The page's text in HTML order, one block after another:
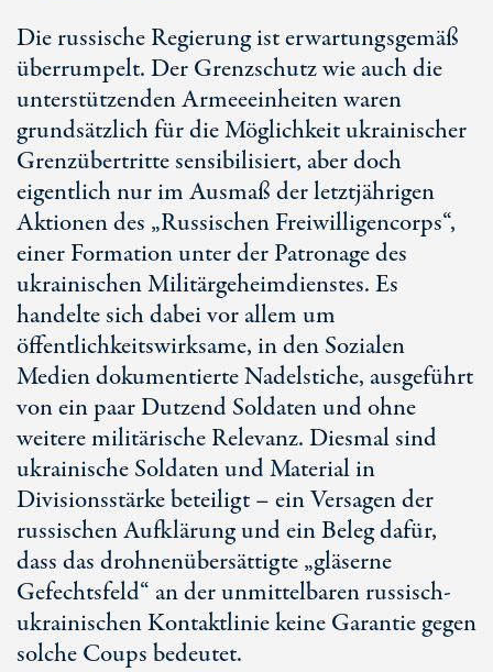
Die russische Regierung ist erwartungsgemäß
überrumpelt. Der Grenzschutz wie auch die
unterstützenden Armeeeinheiten waren
grundsätzlich für die Möglichkeit ukrainischer
Grenzübertritte sensibilisiert, aber doch
eigentlich nur im Ausmaß der letztjährigen
Aktionen des „Russischen Freiwilligencorps“,
einer Formation unter der Patronage des
ukrainischen Militärgeheimdienstes. Es
handelte sich dabei vor allem um
öffentlichkeitswirksame, in den Sozialen
Medien dokumentierte Nadelstiche, ausgeführt
von ein paar Dutzend Soldaten und ohne
weitere militärische Relevanz. Diesmal sind
ukrainische Soldaten und Material in
Divisionsstärke beteiligt – ein Versagen der
russischen Aufklärung und ein Beleg dafür,
dass das drohnenübersättigte „gläserne
Gefechtsfeld“ an der unmittelbaren russisch-
ukrainischen Kontaktlinie keine Garantie gegen
solche Coups bedeutet.